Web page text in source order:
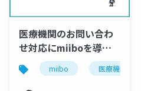
医療機関のお問い合わ
せ対応にmiiboを導入
する効果-患者･職員満
足度向上
miibo 医療機関